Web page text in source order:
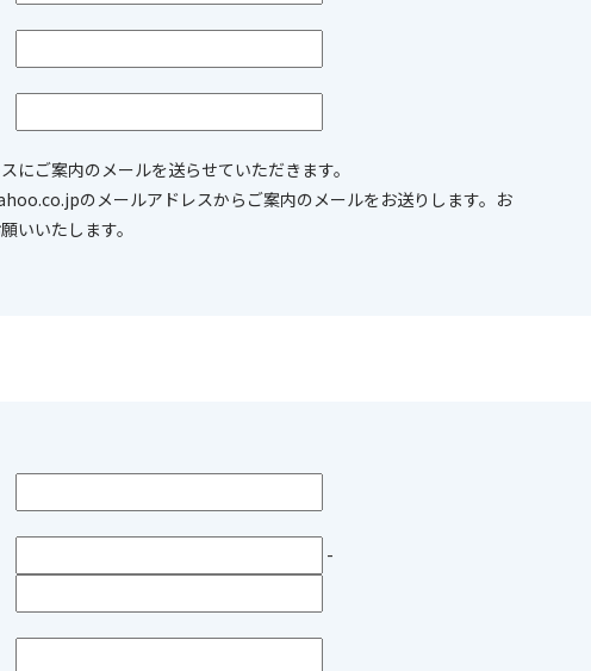
ご案内のメールを送らせていただきます。
のメールアドレスからご案内のメールをお送りします。お
いいたします。
-